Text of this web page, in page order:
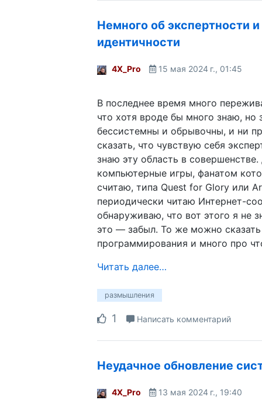
Немного об экспертности и
идентичности
4X_Pro 15 мая 2024 г., 01:45
В последнее время много
что хотя вроде бы много знаю, но
бессистемны и обрывочны, и ни
сказать, что чувствую себя
знаю эту область в
компьютерные игры, фанатом
считаю, типа Quest for Glory или
периодически читаю Интернет-
обнаруживаю, что вот этого я не
это — забыл. То же можно
программирования и много про
Читать далее…
размышления
1 Написать комментарий
Неудачное обновление
4X_Pro 13 мая 2024 г., 19:40